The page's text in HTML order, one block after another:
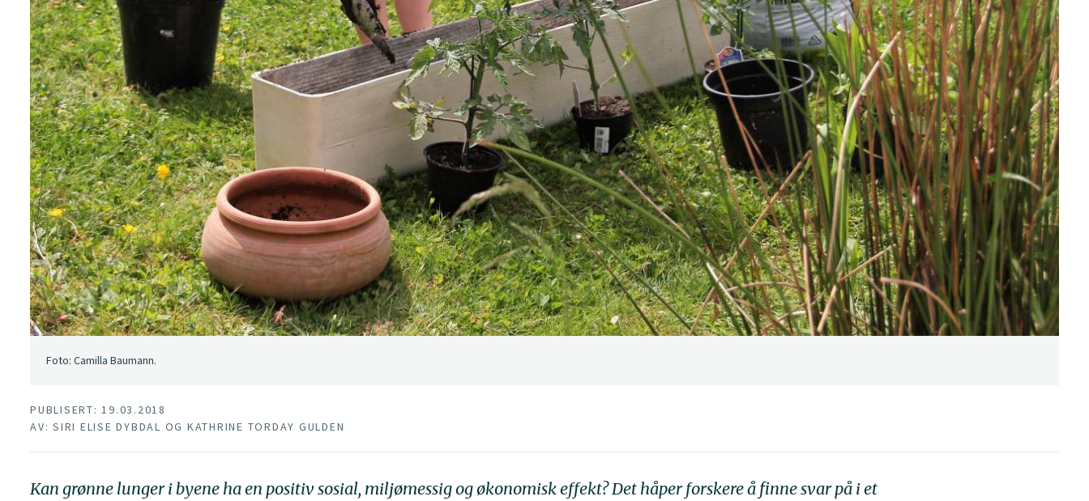
Foto: Camilla Baumann.
PUBLISERT: 19.03.2018
AV: SIRI ELISE DYBDAL OG KATHRINE TORDAY GULDEN
Kan grønne lunger i byene ha en positiv sosial, miljømessig og økonomisk effekt? Det håper forskere å finne svar på i et